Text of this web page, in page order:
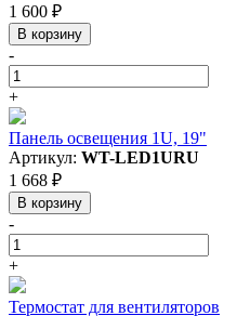
1 600 ₽
В корзину
-
+
Панель освещения 1U, 19"
Артикул: WT-LED1URU
1 668 ₽
В корзину
-
+
Термостат для вентиляторов